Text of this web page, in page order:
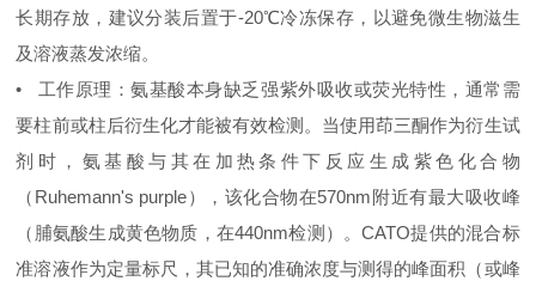
长期存放，建议分装后置于-20℃冷冻保存，以避免微生物滋生
及溶液蒸发浓缩。
• 工作原理：氨基酸本身缺乏强紫外吸收或荧光特性，通常需
要柱前或柱后衍生化才能被有效检测。当使用茚三酮作为衍生试
剂时，氨基酸与其在加热条件下反应生成紫色化合物
（Ruhemann's purple），该化合物在570nm附近有最大吸收峰
（脯氨酸生成黄色物质，在440nm检测）。CATO提供的混合标
准溶液作为定量标尺，其已知的准确浓度与测得的峰面积（或峰